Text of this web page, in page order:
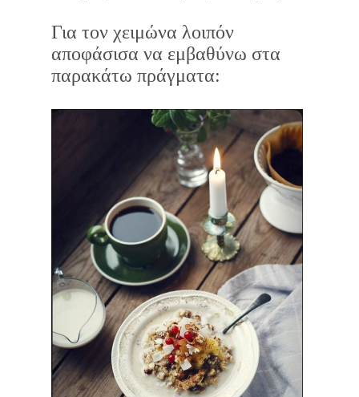
Για τον χειμώνα λοιπόν
αποφάσισα να εμβαθύνω στα
παρακάτω πράγματα: